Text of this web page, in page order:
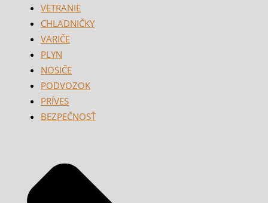
VETRANIE
CHLADNIČKY
VARIČE
PLYN
NOSIČE
PODVOZOK
PRÍVES
BEZPEČNOSŤ